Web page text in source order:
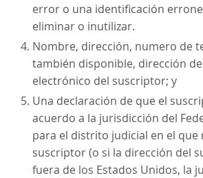
error o una identificación
eliminar o inutilizar.
Nombre, dirección, numero de
también disponible, dirección
electrónico del suscriptor; y
Una declaración de que el
acuerdo a la jurisdicción del
para el distrito judicial en el que
suscriptor (o si la dirección del
fuera de los Estados Unidos, la